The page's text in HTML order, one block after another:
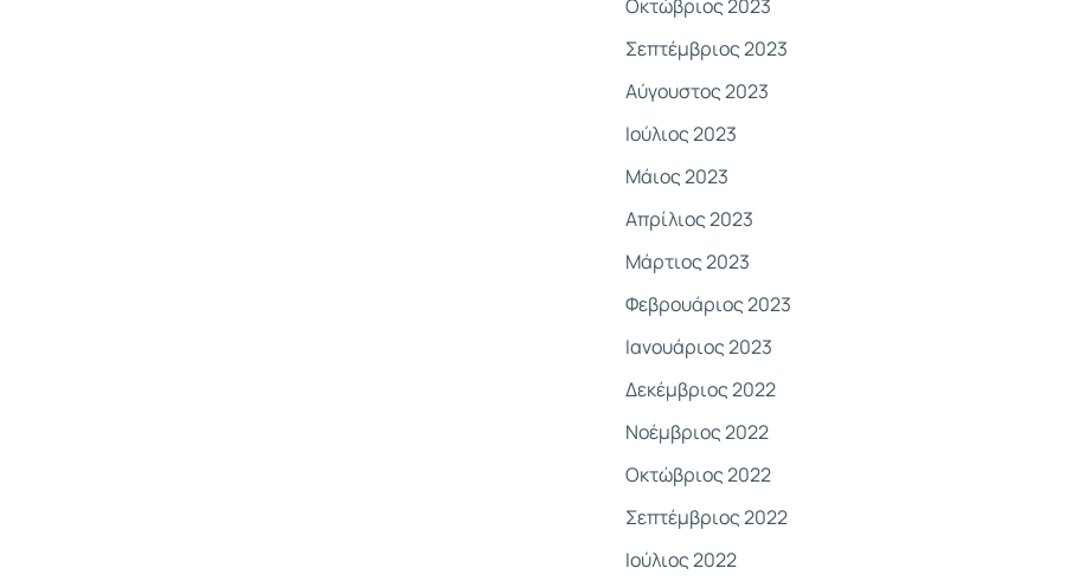
Οκτώβριος 2023
Σεπτέμβριος 2023
Αύγουστος 2023
Ιούλιος 2023
Μάιος 2023
Απρίλιος 2023
Μάρτιος 2023
Φεβρουάριος 2023
Ιανουάριος 2023
Δεκέμβριος 2022
Νοέμβριος 2022
Οκτώβριος 2022
Σεπτέμβριος 2022
Ιούλιος 2022